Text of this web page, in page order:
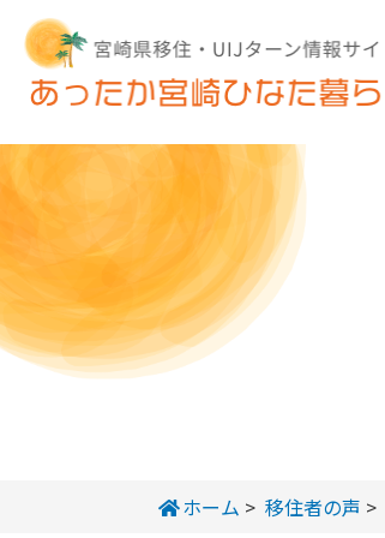
ホーム > 移住者の声 >